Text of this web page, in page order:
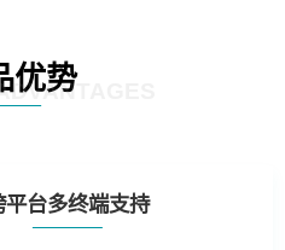
优势
平台多终端支持